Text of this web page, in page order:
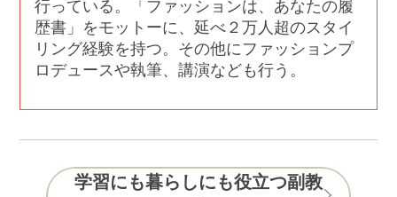
行っている。「ファッションは、あなたの履
歴書」をモットーに、延べ２万人超のスタイ
リング経験を持つ。その他にファッションプ
ロデュースや執筆、講演なども行う。
学習にも暮らしにも役立つ副教